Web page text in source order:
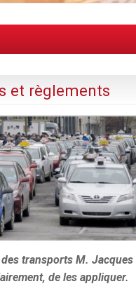
et règlements
transports M.
de les appliquer.